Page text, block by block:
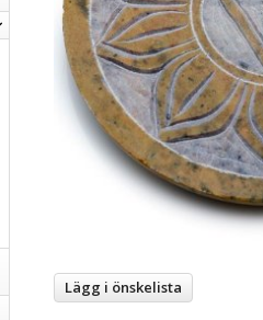
Lägg i önskelista